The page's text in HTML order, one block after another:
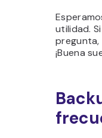
utilidad.
pregunta,
¡Buena